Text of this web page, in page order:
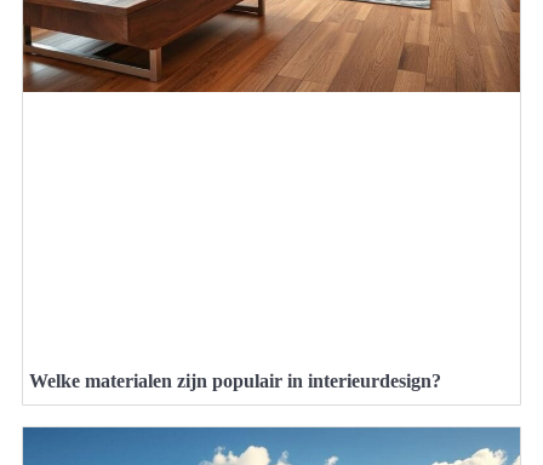
Welke materialen zijn populair in interieurdesign?